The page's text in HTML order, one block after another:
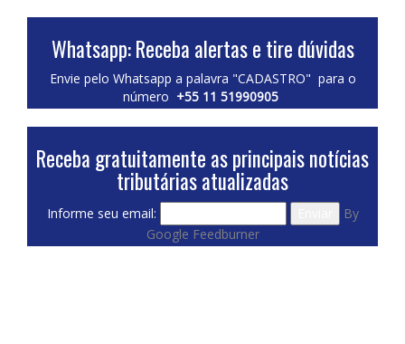
Whatsapp: Receba alertas e tire dúvidas
Envie pelo Whatsapp a palavra "CADASTRO" para o
número +55 11 51990905
Receba gratuitamente as principais notícias
tributárias atualizadas
Informe seu email:
By
Google Feedburner